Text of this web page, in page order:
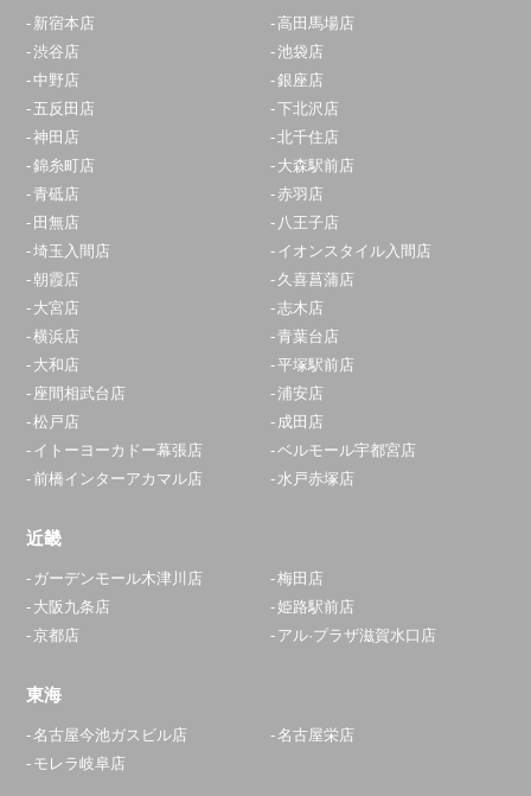
新宿本店
高田馬場店
渋谷店
池袋店
中野店
銀座店
五反田店
下北沢店
神田店
北千住店
錦糸町店
大森駅前店
青砥店
赤羽店
田無店
八王子店
埼玉入間店
イオンスタイル入間店
朝霞店
久喜菖蒲店
大宮店
志木店
横浜店
青葉台店
大和店
平塚駅前店
座間相武台店
浦安店
松戸店
成田店
イトーヨーカドー幕張店
ベルモール宇都宮店
前橋インターアカマル店
水戸赤塚店
近畿
ガーデンモール木津川店
梅田店
大阪九条店
姫路駅前店
京都店
アル·プラザ滋賀水口店
東海
名古屋今池ガスビル店
名古屋栄店
モレラ岐阜店